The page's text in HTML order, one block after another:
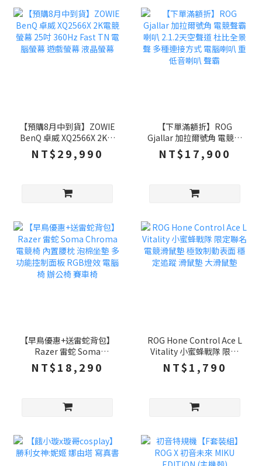
【預購8月中到貨】ZOWIE
BenQ 卓威 XQ2566X 2K電
競螢幕 25吋 360Hz Fast
TN 電腦螢幕 遊戲螢幕 液
NT$29,990
【下單滿額折】ROG
Gjallar 加拉爾號角 電競聲
霸喇叭 2.1.2天空聲道 杜比
全景聲 多種連接方式 電腦
NT$17,900
【早鳥優惠+送雷蛇背包】
Razer 雷蛇 Soma
Chroma 電競椅 內置腰枕
泡棉坐墊 多功能控制面板
NT$18,290
ROG Hone Control Ace L
Vitality 小蜜蜂戰隊 限定
聯名 電競滑鼠墊 極致制動
表面 穩定追蹤 滑鼠墊 大滑
NT$1,790